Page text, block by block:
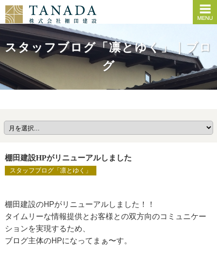
スタッフブログ「凛とゆく」｜ブロ
グ
棚田建設HPがリニューアルしました
スタッフブログ「凛とゆく」
棚田建設のHPがリニューアルしました！！
タイムリーな情報提供とお客様との双方向のコミュニケー
ションを実現するため、
ブログ主体のHPになってまぁ〜す。